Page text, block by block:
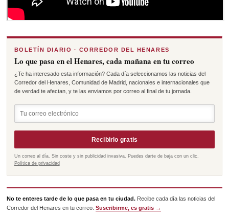
BOLETÍN DIARIO · CORREDOR DEL HENARES
Lo que pasa en el Henares, cada mañana en tu correo
¿Te ha interesado esta información? Cada día seleccionamos las noticias del
Corredor del Henares, Comunidad de Madrid, nacionales e internacionales que
de verdad te afectan, y te las enviamos por correo al final de tu jornada.
Recibirlo gratis
Un correo al día. Sin coste y sin publicidad invasiva. Puedes darte de baja con un clic.
Política de privacidad
No te enteres tarde de lo que pasa en tu ciudad. Recibe cada día las noticias del
Corredor del Henares en tu correo.Suscribirme, es gratis →